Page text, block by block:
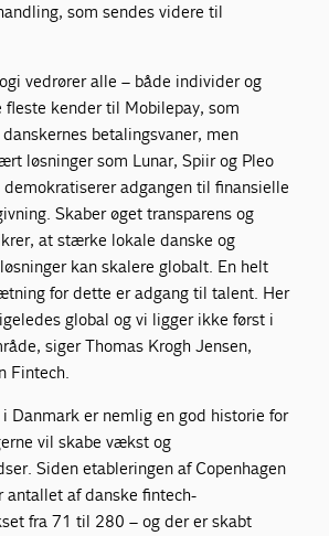
som sendes videre til
vedrører alle – både individer og
fleste kender til Mobilepay, som
betalingsvaner, men
løsninger som Lunar, Spiir og Pleo
adgangen til finansielle
Skaber øget transparens og
at stærke lokale danske og
kan skalere globalt. En helt
for dette er adgang til talent. Her
global og vi ligger ikke først i
siger Thomas Krogh Jensen,
Fintech.
Danmark er nemlig en god historie for
vil skabe vækst og
Siden etableringen af Copenhagen
antallet af danske fintech-
fra 71 til 280 – og der er skabt